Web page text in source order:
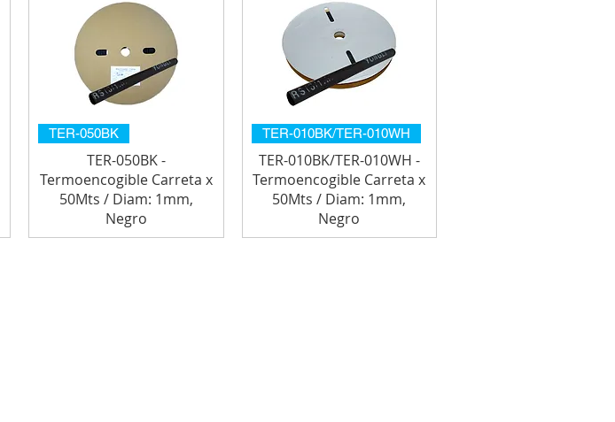
TER-050BK
TER-050BK -
Termoencogible Carreta x
50Mts / Diam: 1mm,
Negro
TER-010BK/TER-010WH
TER-010BK/TER-010WH -
Termoencogible Carreta x
50Mts / Diam: 1mm,
Negro